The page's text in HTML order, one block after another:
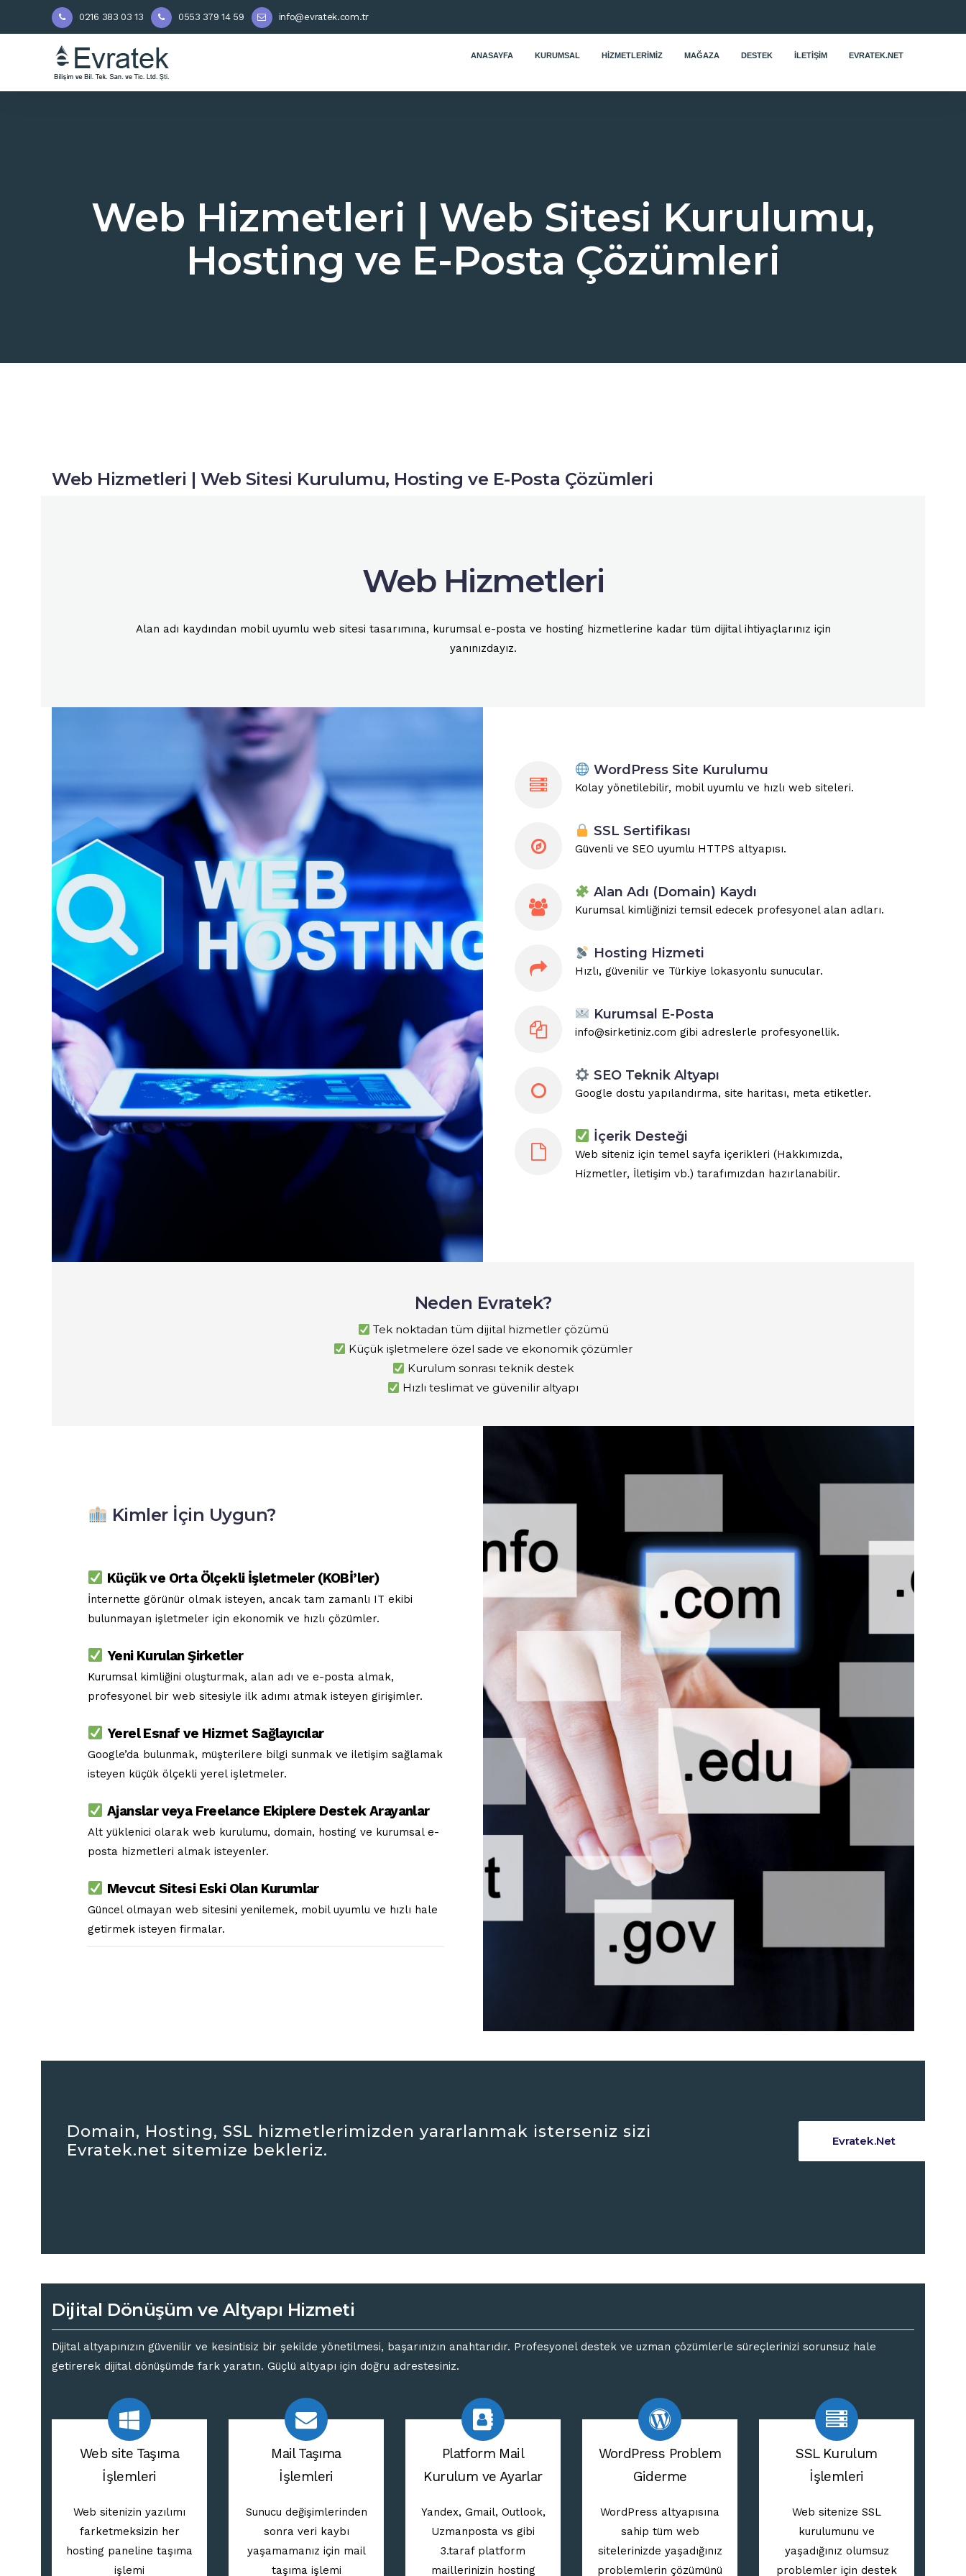
0216 383 03 13 0553 379 14 59 info@evratek.com.tr
ANASAYFA KURUMSAL HIZMETLERIMIZ MAĞAZA DESTEK İLETIŞIM EVRATEK.NET
Web Hizmetleri | Web Sitesi Kurulumu,
Hosting ve E-Posta Çözümleri
Web Hizmetleri | Web Sitesi Kurulumu, Hosting ve E-Posta Çözümleri
Web Hizmetleri
Alan adı kaydından mobil uyumlu web sitesi tasarımına, kurumsal e-posta ve hosting hizmetlerine kadar tüm dijital ihtiyaçlarınız için
yanınızdayız.
WordPress Site Kurulumu
Kolay yönetilebilir, mobil uyumlu ve hızlı web siteleri.
SSL Sertifikası
Güvenli ve SEO uyumlu HTTPS altyapısı.
Alan Adı (Domain) Kaydı
Kurumsal kimliğinizi temsil edecek profesyonel alan adları.
Hosting Hizmeti
Hızlı, güvenilir ve Türkiye lokasyonlu sunucular.
Kurumsal E-Posta
info@sirketiniz.com gibi adreslerle profesyonellik.
SEO Teknik Altyapı
Google dostu yapılandırma, site haritası, meta etiketler.
İçerik Desteği
Web siteniz için temel sayfa içerikleri (Hakkımızda,
Hizmetler, İletişim vb.) tarafımızdan hazırlanabilir.
Neden Evratek?
Tek noktadan tüm dijital hizmetler çözümü
Küçük işletmelere özel sade ve ekonomik çözümler
Kurulum sonrası teknik destek
Hızlı teslimat ve güvenilir altyapı
Kimler İçin Uygun?
Küçük ve Orta Ölçekli İşletmeler (KOBİ’ler)
İnternette görünür olmak isteyen, ancak tam zamanlı IT ekibi
bulunmayan işletmeler için ekonomik ve hızlı çözümler.
Yeni Kurulan Şirketler
Kurumsal kimliğini oluşturmak, alan adı ve e-posta almak,
profesyonel bir web sitesiyle ilk adımı atmak isteyen girişimler.
Yerel Esnaf ve Hizmet Sağlayıcılar
Google’da bulunmak, müşterilere bilgi sunmak ve iletişim sağlamak
isteyen küçük ölçekli yerel işletmeler.
Ajanslar veya Freelance Ekiplere Destek Arayanlar
Alt yüklenici olarak web kurulumu, domain, hosting ve kurumsal e-
posta hizmetleri almak isteyenler.
Mevcut Sitesi Eski Olan Kurumlar
Güncel olmayan web sitesini yenilemek, mobil uyumlu ve hızlı hale
getirmek isteyen firmalar.
Domain, Hosting, SSL hizmetlerimizden yararlanmak isterseniz sizi
Evratek.net sitemize bekleriz.
Evratek.Net
Dijital Dönüşüm ve Altyapı Hizmeti
Dijital altyapınızın güvenilir ve kesintisiz bir şekilde yönetilmesi, başarınızın anahtarıdır. Profesyonel destek ve uzman çözümlerle süreçlerinizi sorunsuz hale
getirerek dijital dönüşümde fark yaratın. Güçlü altyapı için doğru adrestesiniz.
Web site Taşıma
İşlemleri
Web sitenizin yazılımı
farketmeksizin her
hosting paneline taşıma
işlemi
Mail Taşıma
İşlemleri
Sunucu değişimlerinden
sonra veri kaybı
yaşamamanız için mail
taşıma işlemi
Platform Mail
Kurulum ve Ayarlar
Yandex, Gmail, Outlook,
Uzmanposta vs gibi
3.taraf platform
maillerinizin hosting
WordPress Problem
Giderme
WordPress altyapısına
sahip tüm web
sitelerinizde yaşadığınız
problemlerin çözümünü
SSL Kurulum
İşlemleri
Web sitenize SSL
kurulumunu ve
yaşadığınız olumsuz
problemler için destek